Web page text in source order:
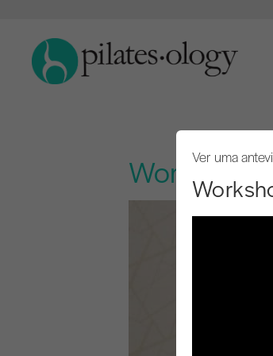
Workshop
Ver uma